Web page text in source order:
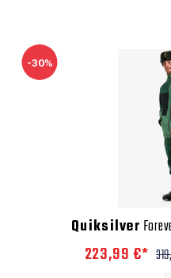
-30%
Quiksilver
223,99 €*